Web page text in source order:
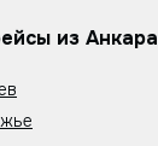
из Анкара